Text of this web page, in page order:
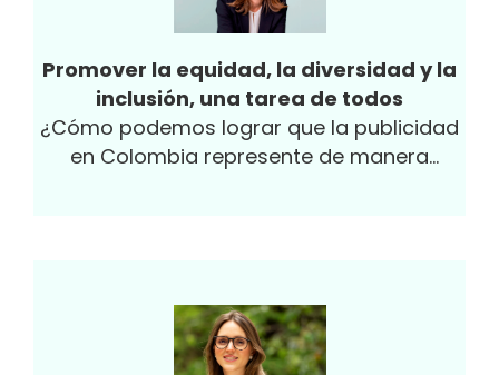
Promover la equidad, la diversidad y la
inclusión, una tarea de todos
¿Cómo podemos lograr que la publicidad
en Colombia represente de manera